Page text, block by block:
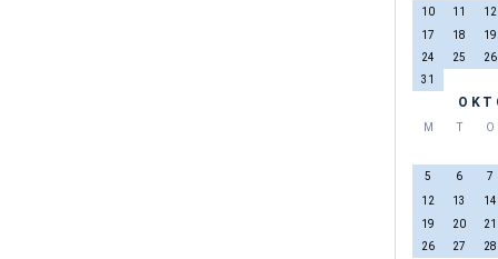
10
11 12
17
18 19
24
25 26
31
M T O
5
6 7
12
13 14
19
20 21
26
27 28